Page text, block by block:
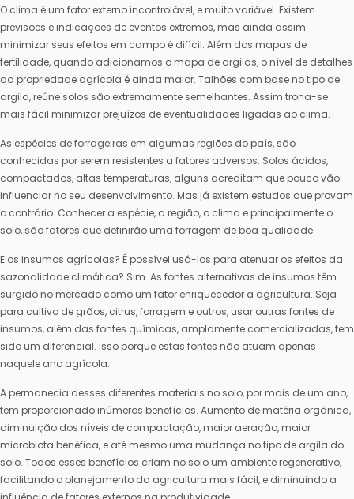
O clima é um fator externo incontrolável, e muito variável. Existem
previsões e indicações de eventos extremos, mas ainda assim
minimizar seus efeitos em campo é difícil. Além dos mapas de
fertilidade, quando adicionamos o mapa de argilas, o nível de detalhes
da propriedade agrícola é ainda maior. Talhões com base no tipo de
argila, reúne solos são extremamente semelhantes. Assim trona-se
mais fácil minimizar prejuízos de eventualidades ligadas ao clima.
As espécies de forrageiras em algumas regiões do país, são
conhecidas por serem resistentes a fatores adversos. Solos ácidos,
compactados, altas temperaturas, alguns acreditam que pouco vão
influenciar no seu desenvolvimento. Mas já existem estudos que provam
o contrário. Conhecer a espécie, a região, o clima e principalmente o
solo, são fatores que definirão uma forragem de boa qualidade.
E os insumos agrícolas? É possível usá-los para atenuar os efeitos da
sazonalidade climática? Sim. As fontes alternativas de insumos têm
surgido no mercado como um fator enriquecedor a agricultura. Seja
para cultivo de grãos, citrus, forragem e outros, usar outras fontes de
insumos, além das fontes químicas, amplamente comercializadas, tem
sido um diferencial. Isso porque estas fontes não atuam apenas
naquele ano agrícola.
A permanecia desses diferentes materiais no solo, por mais de um ano,
tem proporcionado inúmeros benefícios. Aumento de matéria orgânica,
diminuição dos níveis de compactação, maior aeração, maior
microbiota benéfica, e até mesmo uma mudança no tipo de argila do
solo. Todos esses benefícios criam no solo um ambiente regenerativo,
facilitando o planejamento da agricultura mais fácil, e diminuindo a